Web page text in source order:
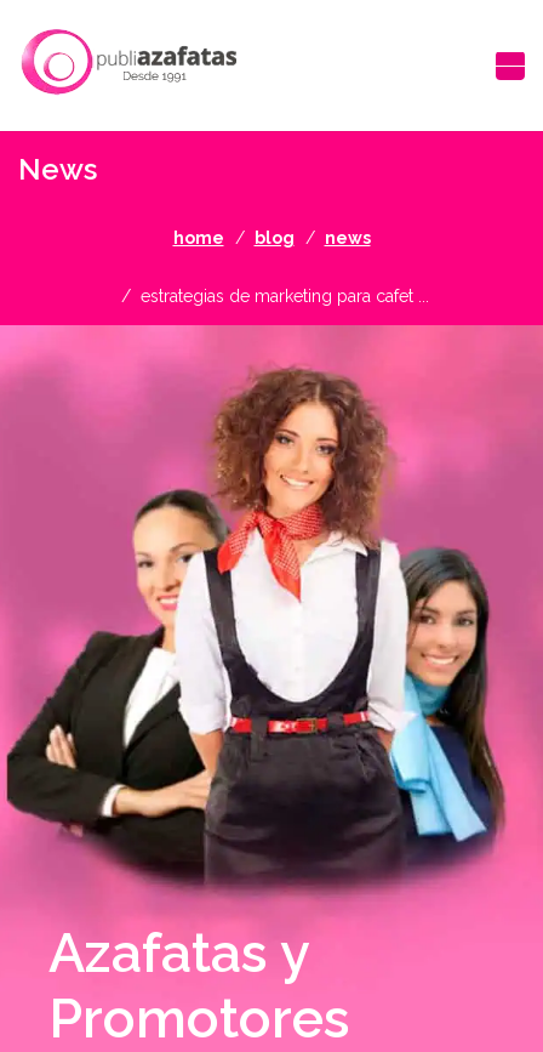
News
home blog news
estrategias de marketing para cafet ...
Azafatas y
Promotores